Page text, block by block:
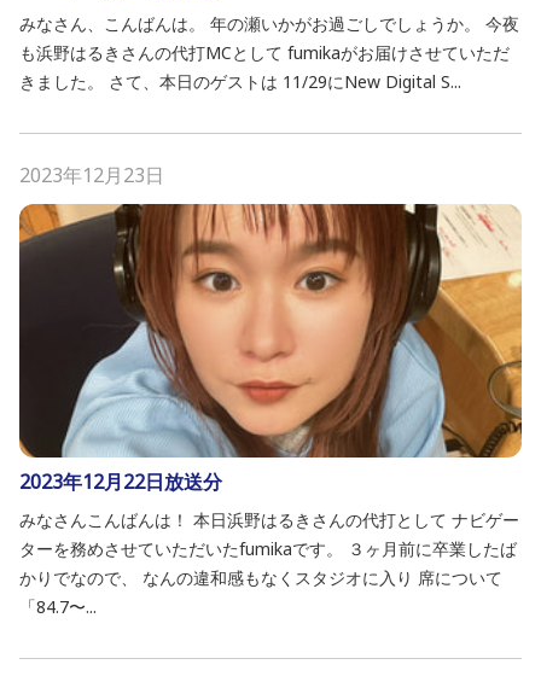
みなさん、こんばんは。 年の瀬いかがお過ごしでしょうか。 今夜
も浜野はるきさんの代打MCとして fumikaがお届けさせていただ
きました。 さて、本日のゲストは 11/29にNew Digital S...
2023年12月23日
2023年12月22日放送分
みなさんこんばんは！ 本日浜野はるきさんの代打として ナビゲー
ターを務めさせていただいたfumikaです。 ３ヶ月前に卒業したば
かりでなので、 なんの違和感もなくスタジオに入り 席について
「84.7〜...